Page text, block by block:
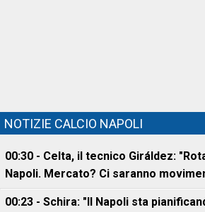
NOTIZIE CALCIO NAPOLI
00:30 - Celta, il tecnico Giráldez:
Napoli. Mercato? Ci saranno
00:23 - Schira: "Il Napoli sta